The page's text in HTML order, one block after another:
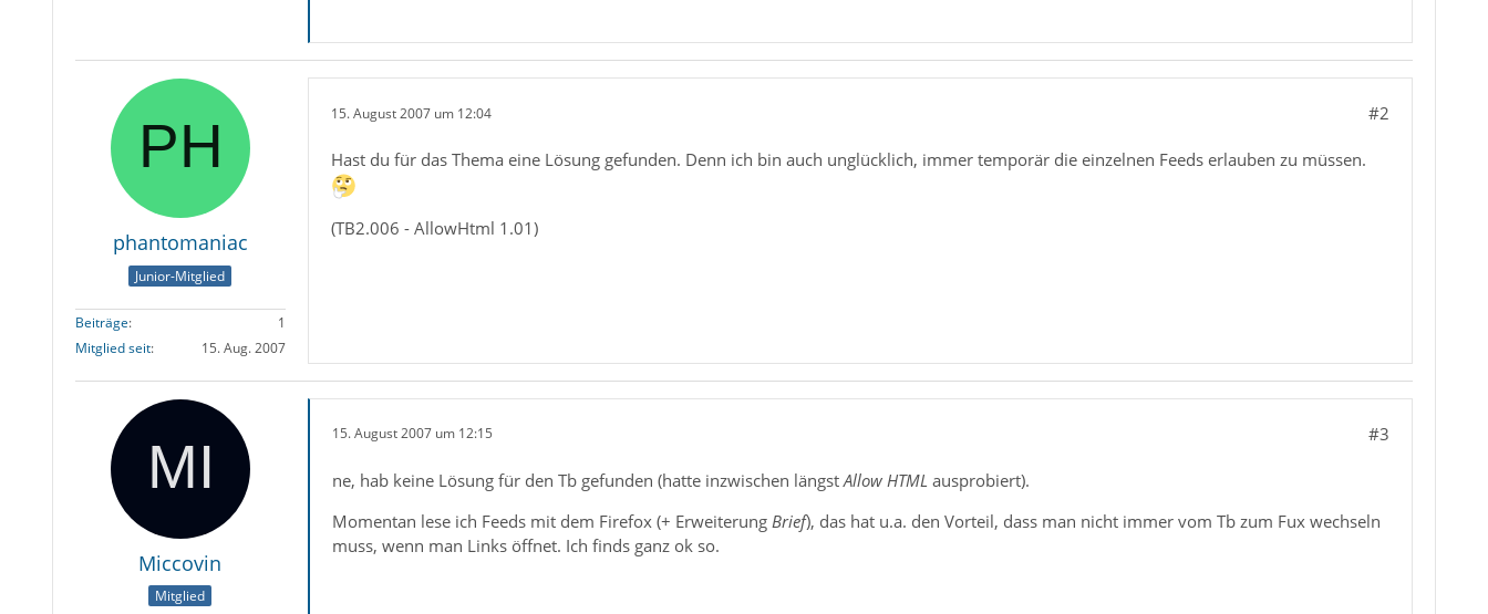
phantomaniac
Junior-Mitglied
Beiträge
1
Mitglied seit
15. Aug. 2007
15. August 2007 um 12:04 #2
Hast du für das Thema eine Lösung gefunden. Denn ich bin auch unglücklich, immer temporär die einzelnen Feeds erlauben zu müssen.
(TB2.006 - AllowHtml 1.01)
Miccovin
Mitglied
15. August 2007 um 12:15 #3
ne, hab keine Lösung für den Tb gefunden (hatte inzwischen längst Allow HTML ausprobiert).
Momentan lese ich Feeds mit dem Firefox (+ Erweiterung Brief), das hat u.a. den Vorteil, dass man nicht immer vom Tb zum Fux wechseln
muss, wenn man Links öffnet. Ich finds ganz ok so.